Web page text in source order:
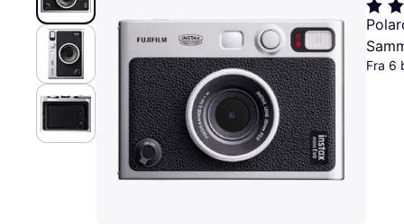
Betal innen
Finansiering
Vipps
kicks.no
Fra 6